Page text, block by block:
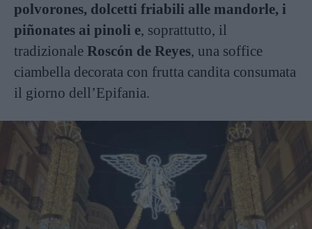
polvorones, dolcetti friabili alle mandorle, i
piñonates ai pinoli e, soprattutto, il
tradizionale Roscón de Reyes, una soffice
ciambella decorata con frutta candita consumata
il giorno dell’Epifania.